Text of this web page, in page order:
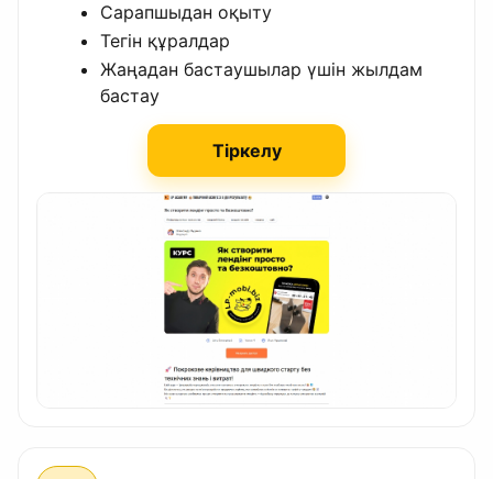
Сарапшыдан оқыту
Тегін құралдар
Жаңадан бастаушылар үшін жылдам
бастау
Тіркелу